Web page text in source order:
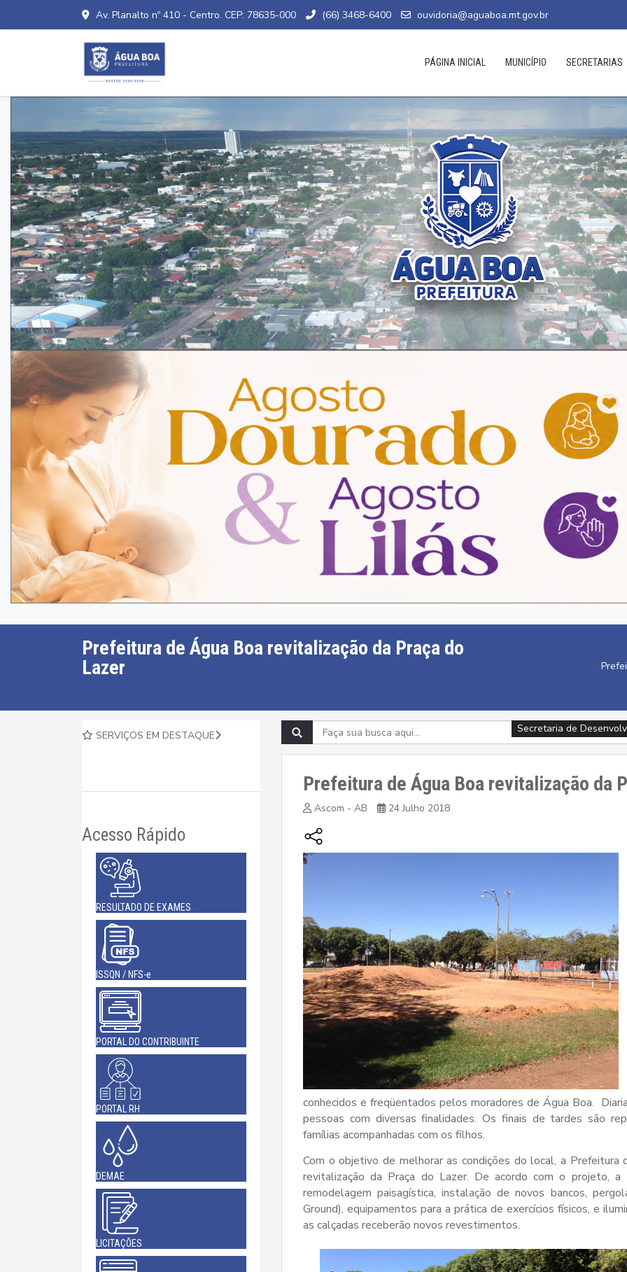
Av. Planalto nº 410 - Centro. CEP: 78635-000 (66) 3468-6400 ouvidoria@aguaboa.mt.gov.br
PÁGINA INICIAL MUNICÍPIO SECRETARIAS
Prefeitura de Água Boa revitalização da Praça do
Lazer
SERVIÇOS EM DESTAQUE
Acesso Rápido
RESULTADO DE EXAMES
ISSQN / NFS-e
PORTAL DO CONTRIBUINTE
PORTAL RH
DEMAE
LICITAÇÕES
Prefeitura de Água Boa revitalização da
Ascom - AB 24 Julho 2018
conhecidos e freqüentados pelos moradores de Água Boa.
pessoas com diversas finalidades. Os finais de tardes são
famílias acompanhadas com os filhos.
Com o objetivo de melhorar as condições do local, a Prefeitura
revitalização da Praça do Lazer. De acordo com o projeto, a
remodelagem paisagística, instalação de novos bancos,
Ground), equipamentos para a prática de exercícios físicos, e
as calçadas receberão novos revestimentos.
Secretaria de
Secretaria de